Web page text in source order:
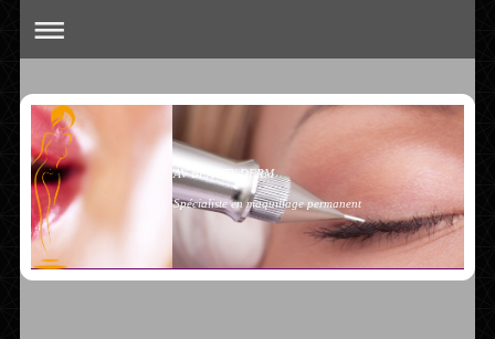
AV BEAUTY DERM
Spécialiste en maquillage permanent